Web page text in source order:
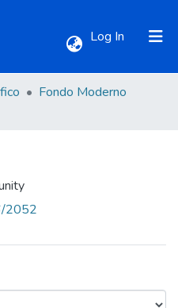
Log In (current)
Fondo Moderno
2052